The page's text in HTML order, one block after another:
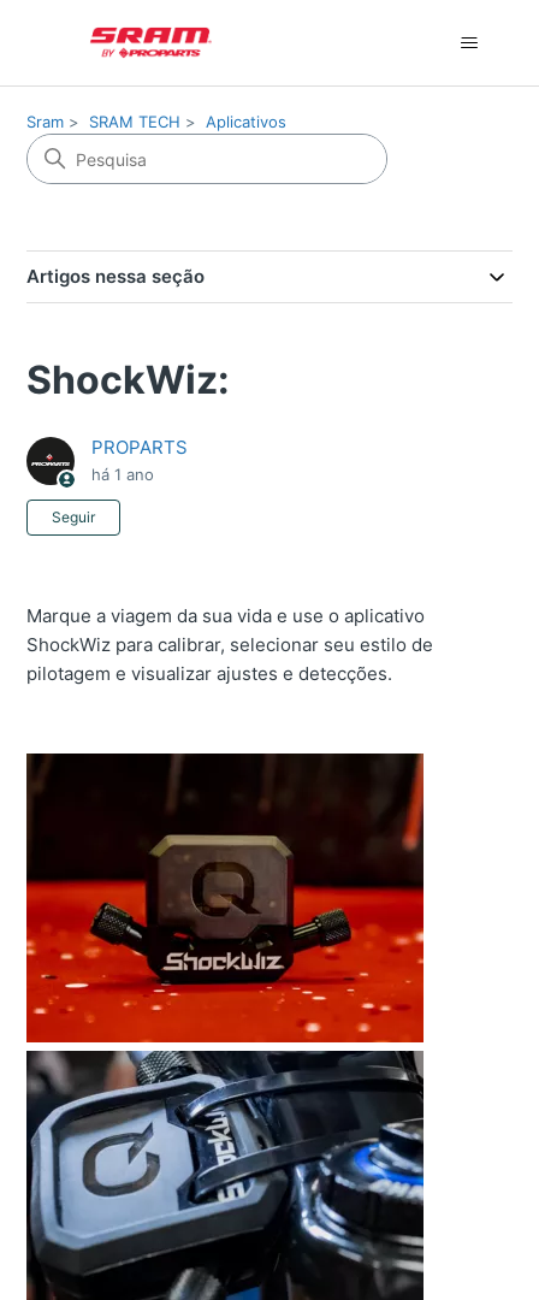
Sram SRAM TECH Aplicativos
Artigos nessa seção
ShockWiz:
PROPARTS
há 1 ano
Seguir
Marque a viagem da sua vida e use o aplicativo
ShockWiz para calibrar, selecionar seu estilo de
pilotagem e visualizar ajustes e detecções.